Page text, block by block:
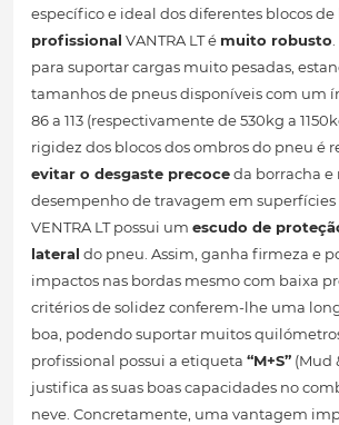
específico e ideal dos diferentes blocos de
profissional VANTRA LT é muito robusto
para suportar cargas muito pesadas,
tamanhos de pneus disponíveis com um
86 a 113 (respectivamente de 530kg a
rigidez dos blocos dos ombros do pneu é
evitar o desgaste precoceda borracha e
desempenho de travagem em superfícies
VENTRA LT possui um escudo de
lateral do pneu. Assim, ganha firmeza e
impactos nas bordas mesmo com baixa
critérios de solidez conferem-lhe uma
boa, podendo suportar muitos
profissional possui a etiqueta “M+S” (Mud
justifica as suas boas capacidades no
neve. Concretamente, uma vantagem